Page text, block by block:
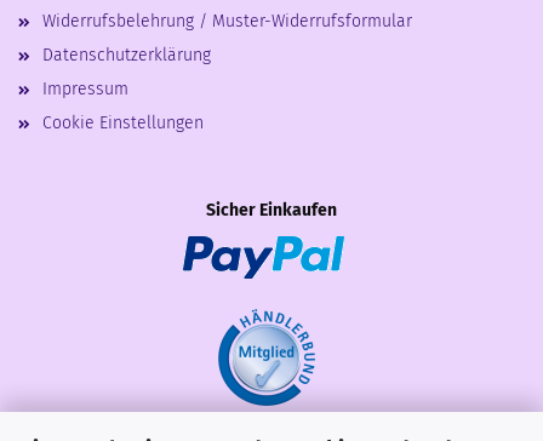
Widerrufsbelehrung / Muster-Widerrufsformular
Datenschutzerklärung
Impressum
Cookie Einstellungen
Sicher Einkaufen